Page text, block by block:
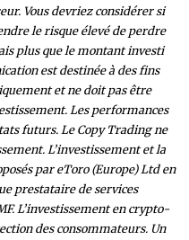
Vous devriez considérer si
le risque élevé de perdre
plus que le montant investi
est destinée à des fins
et ne doit pas être
Les performances
futurs. Le Copy Trading ne
L’investissement et la
par eToro (Europe) Ltd en
prestataire de services
L’investissement en crypto-
des consommateurs. Un